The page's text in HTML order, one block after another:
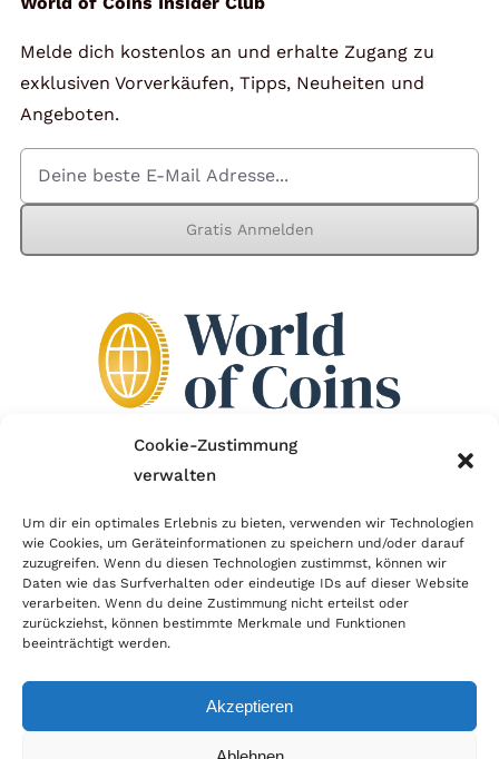
Cookie-Zustimmung
verwalten
Um dir ein optimales Erlebnis zu bieten, verwenden wir Technologien
wie Cookies, um Geräteinformationen zu speichern und/oder darauf
zuzugreifen. Wenn du diesen Technologien zustimmst, können wir
Daten wie das Surfverhalten oder eindeutige IDs auf dieser Website
verarbeiten. Wenn du deine Zustimmung nicht erteilst oder
zurückziehst, können bestimmte Merkmale und Funktionen
beeinträchtigt werden.
Akzeptieren
Melde dich kostenlos an und erhalte Zugang zu
exklusiven Vorverkäufen, Tipps, Neuheiten und
Angeboten.
Gratis Anmelden
Der Händlerbund setzt sich für sicheren und
erfolgreichen E-Commerce ein. Auch wir sind wie
viele Onlineshops im Netz Mitglied im Händlerbund
und unterstützen fairen Onlinehandel.